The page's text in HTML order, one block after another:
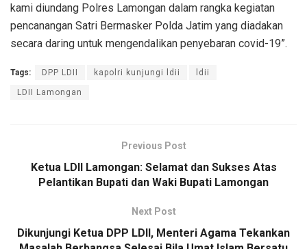
kami diundang Polres Lamongan dalam rangka kegiatan
pencanangan Satri Bermasker Polda Jatim yang diadakan
secara daring untuk mengendalikan penyebaran covid-19”.
Tags: DPP LDII kapolri kunjungi ldii ldii
LDII Lamongan
Previous Post
Ketua LDII Lamongan: Selamat dan Sukses Atas
Pelantikan Bupati dan Waki Bupati Lamongan
Next Post
Dikunjungi Ketua DPP LDII, Menteri Agama Tekankan